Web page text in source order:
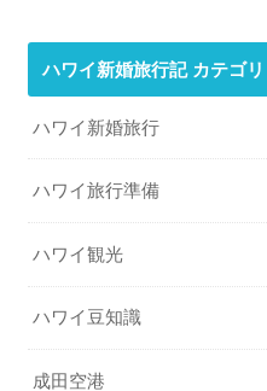
ハワイ新婚旅行記 カテゴリ
ハワイ新婚旅行
ハワイ旅行準備
ハワイ観光
ハワイ豆知識
成田空港